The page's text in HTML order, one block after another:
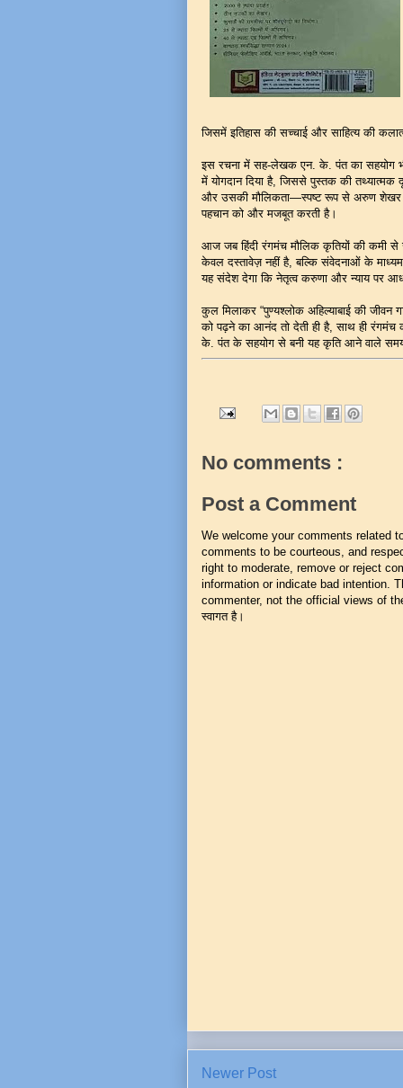
जिसमें इतिहास की सच्चाई और साहित्य की
इस रचना में सह-लेखक एन. के. पंत का सहयोग
में योगदान दिया है, जिससे पुस्तक की
और उसकी मौलिकता—स्पष्ट रूप से अरुण शेखर
पहचान को और मजबूत करती है।
आज जब हिंदी रंगमंच मौलिक कृतियों की कमी से
केवल दस्तावेज़ नहीं है, बल्कि संवेदनाओं के
यह संदेश देगा कि नेतृत्व करुणा और न्याय पर
कुल मिलाकर “पुण्यश्लोक अहिल्याबाई की जीवन
को पढ़ने का आनंद तो देती ही है, साथ ही
के. पंत के सहयोग से बनी यह कृति आने वाले समय
No comments :
Post a Comment
We welcome your comments related
comments to be courteous, and
right to moderate, remove or reject
information or indicate bad intention.
commenter, not the official views of the
स्वागत है।
Newer Post